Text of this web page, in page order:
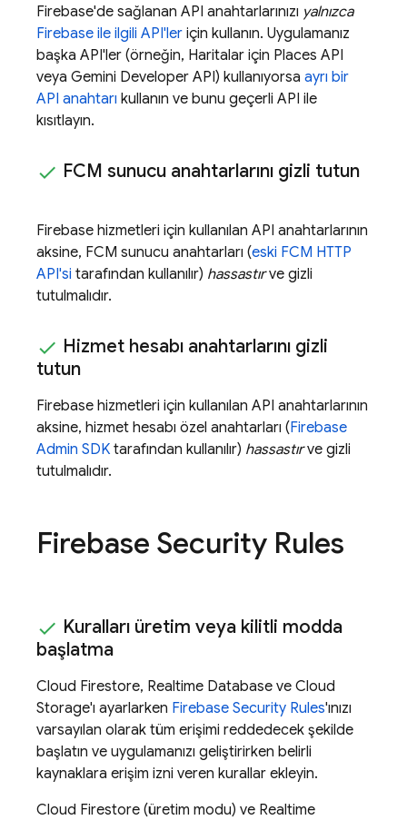
Firebase'de sağlanan API anahtarlarınızı yalnızca
Firebase ile ilgili API'ler için kullanın. Uygulamanız
başka API'ler (örneğin, Haritalar için Places API
veya Gemini Developer API) kullanıyorsa ayrı bir
API anahtarı kullanın ve bunu geçerli API ile
kısıtlayın.
FCM sunucu anahtarlarını gizli tutun
Firebase hizmetleri için kullanılan API anahtarlarının
aksine, FCM sunucu anahtarları (eski FCM HTTP
API'si tarafından kullanılır) hassastırve gizli
tutulmalıdır.
Hizmet hesabı anahtarlarını gizli
tutun
Firebase hizmetleri için kullanılan API anahtarlarının
aksine, hizmet hesabı özel anahtarları (Firebase
Admin SDK tarafından kullanılır) hassastırve gizli
tutulmalıdır.
Firebase Security Rules
Kuralları üretim veya kilitli modda
başlatma
Cloud Firestore, Realtime Database ve Cloud
Storage'ı ayarlarken Firebase Security Rules'ınızı
varsayılan olarak tüm erişimi reddedecek şekilde
başlatın ve uygulamanızı geliştirirken belirli
kaynaklara erişim izni veren kurallar ekleyin.
Cloud Firestore (üretim modu) ve Realtime